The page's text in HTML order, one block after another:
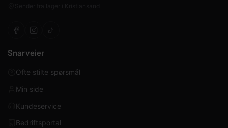
Snarveier
Ofte stilte spørsmål
Min side
Kundeservice
Bedriftsportal